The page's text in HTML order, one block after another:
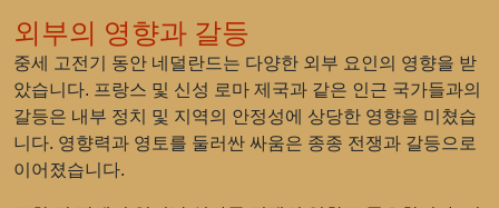
외부의 영향과 갈등
중세 고전기 동안 네덜란드는 다양한 외부 요인의 영향을 받
았습니다. 프랑스 및 신성 로마 제국과 같은 인근 국가들과의
갈등은 내부 정치 및 지역의 안정성에 상당한 영향을 미쳤습
니다. 영향력과 영토를 둘러싼 싸움은 종종 전쟁과 갈등으로
이어졌습니다.